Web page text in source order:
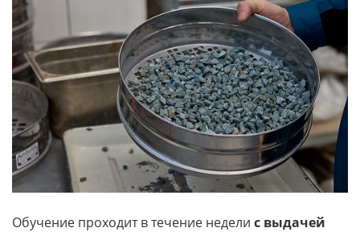
Обучение проходит в течение недели с выдачей